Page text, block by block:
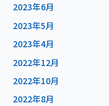
2023年6月
2023年5月
2023年4月
2022年12月
2022年10月
2022年8月